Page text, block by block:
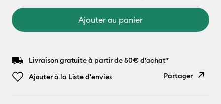
Ajouter au panier
Livraison gratuite à partir de 50€ d'achat*
Ajouter à la Liste d'envies
Partager